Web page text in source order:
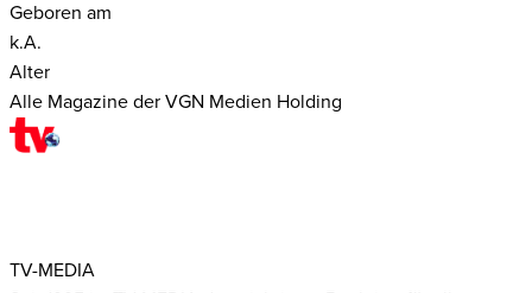
Geboren am
k.A.
Alter
Alle Magazine der VGN Medien Holding
TV-MEDIA